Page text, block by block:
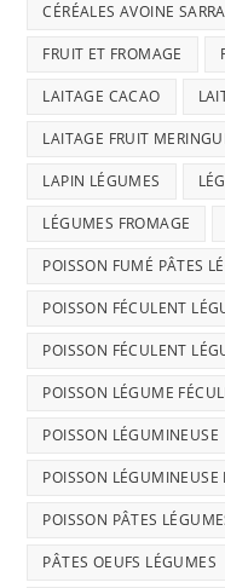
CÉRÉALES AVOINE
FRUIT ET FROMAGE
LAITAGE CACAO
LAITAGE FRUIT
LAPIN LÉGUMES
LÉGUMES FROMAGE
POISSON FUMÉ PÂTES
POISSON FÉCULENT
POISSON FÉCULENT
POISSON LÉGUME
POISSON LÉGUMINEUSE
POISSON LÉGUMINEUSE
POISSON PÂTES
PÂTES OEUFS LÉGUMES